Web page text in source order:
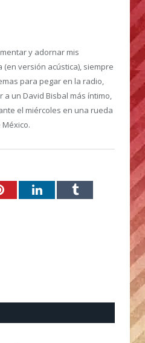
y adornar mis
versión acústica), siempre
para pegar en la radio,
un David Bisbal más íntimo,
el miércoles en una rueda
PinterestLinkedInTumblr